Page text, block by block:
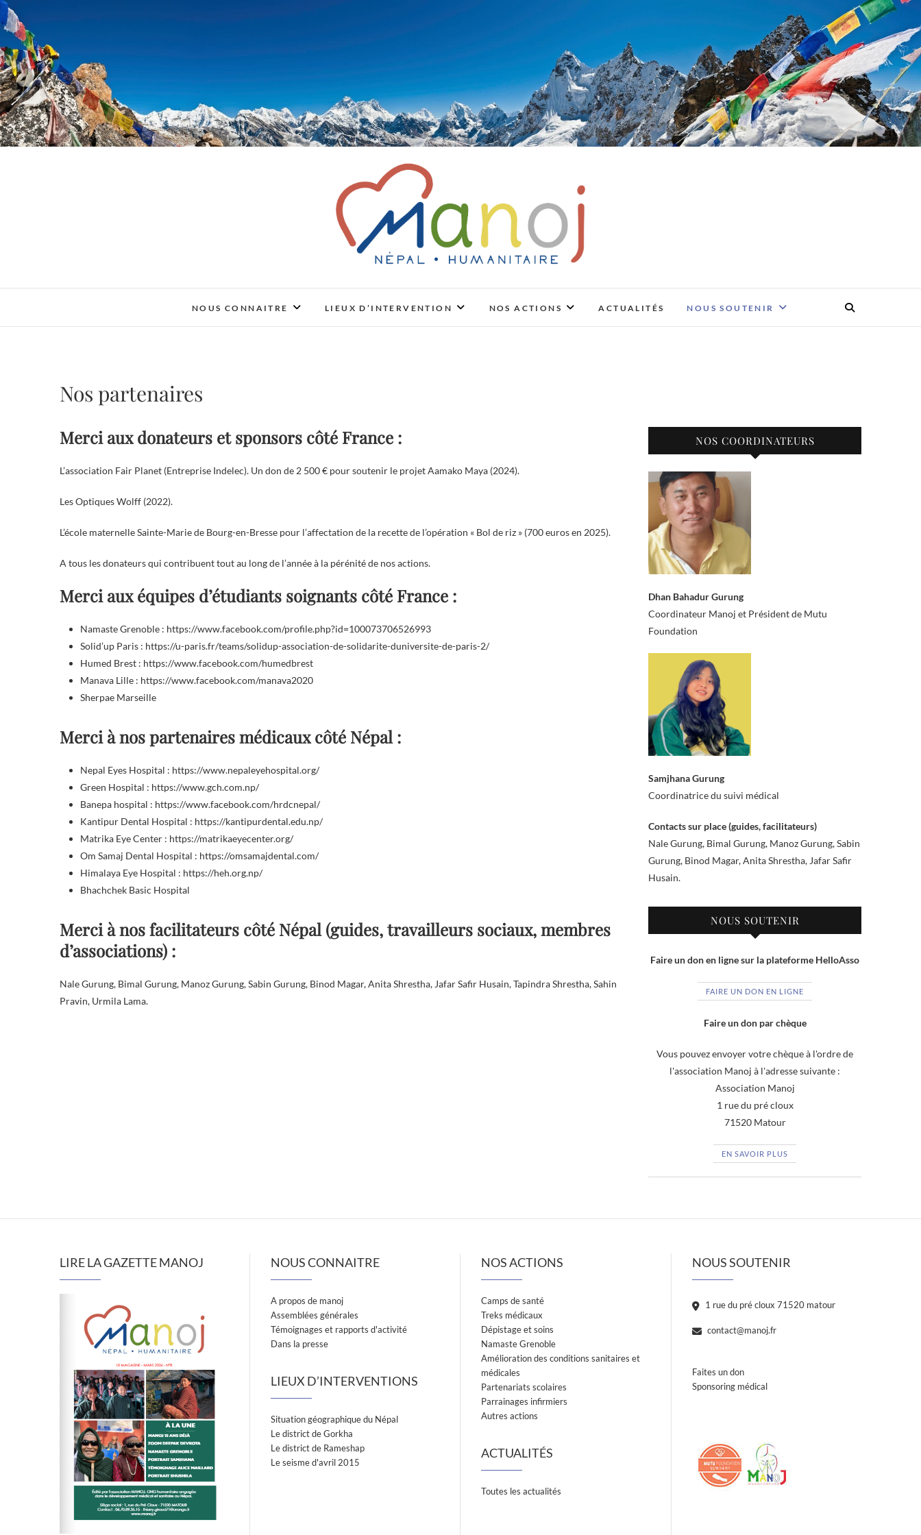
Association Manoj
NOUS CONNAITRE LIEUX D’INTERVENTION NOS ACTIONS ACTUALITÉS NOUS SOUTENIR
Nos partenaires
Merci aux donateurs et sponsors côté France :
L’association Fair Planet (Entreprise Indelec). Un don de 2 500 € pour soutenir le projet Aamako Maya (2024).
Les Optiques Wolff (2022).
L’école maternelle Sainte-Marie de Bourg-en-Bresse pour l’affectation de la recette de l’opération « Bol de riz » (700 euros en 2025).
A tous les donateurs qui contribuent tout au long de l’année à la pérénité de nos actions.
Merci aux équipes d’étudiants soignants côté France :
Namaste Grenoble : https://www.facebook.com/profile.php?id=100073706526993
Solid’up Paris : https://u-paris.fr/teams/solidup-association-de-solidarite-duniversite-de-paris-2/
Humed Brest : https://www.facebook.com/humedbrest
Manava Lille : https://www.facebook.com/manava2020
Sherpae Marseille
Merci à nos partenaires médicaux côté Népal :
Nepal Eyes Hospital : https://www.nepaleyehospital.org/
Green Hospital : https://www.gch.com.np/
Banepa hospital : https://www.facebook.com/hrdcnepal/
Kantipur Dental Hospital : https://kantipurdental.edu.np/
Matrika Eye Center : https://matrikaeyecenter.org/
Om Samaj Dental Hospital : https://omsamajdental.com/
Himalaya Eye Hospital : https://heh.org.np/
Bhachchek Basic Hospital
Merci à nos facilitateurs côté Népal (guides, travailleurs sociaux, membres
d’associations) :
Nale Gurung, Bimal Gurung, Manoz Gurung, Sabin Gurung, Binod Magar, Anita Shrestha, Jafar Safir Husain, Tapindra Shrestha, Sahin
Pravin, Urmila Lama.
NOS COORDINATEURS
Dhan Bahadur Gurung
Coordinateur Manoj et Président de Mutu
Foundation
Samjhana Gurung
Coordinatrice du suivi médical
Contacts sur place (guides, facilitateurs)
Nale Gurung, Bimal Gurung, Manoz Gurung, Sabin
Gurung, Binod Magar, Anita Shrestha, Jafar Safir
Husain.
NOUS SOUTENIR
Faire un don en ligne sur la plateforme HelloAsso
FAIRE UN DON EN LIGNE
Faire un don par chèque
Vous pouvez envoyer votre chèque à l'ordre de
l'association Manoj à l'adresse suivante :
Association Manoj
1 rue du pré cloux
71520 Matour
EN SAVOIR PLUS
LIRE LA GAZETTE MANOJ NOUS CONNAITRE
A propos de manoj
Assemblées générales
Témoignages et rapports d'activité
Dans la presse
LIEUX D’INTERVENTIONS
Situation géographique du Népal
Le district de Gorkha
Le district de Rameshap
Le seisme d'avril 2015
NOS ACTIONS
Camps de santé
Treks médicaux
Dépistage et soins
Namaste Grenoble
Amélioration des conditions sanitaires et
médicales
Partenariats scolaires
Parrainages infirmiers
Autres actions
ACTUALITÉS
Toutes les actualités
NOUS SOUTENIR
1 rue du pré cloux 71520 matour
contact@manoj.fr
Faites un don
Sponsoring médical